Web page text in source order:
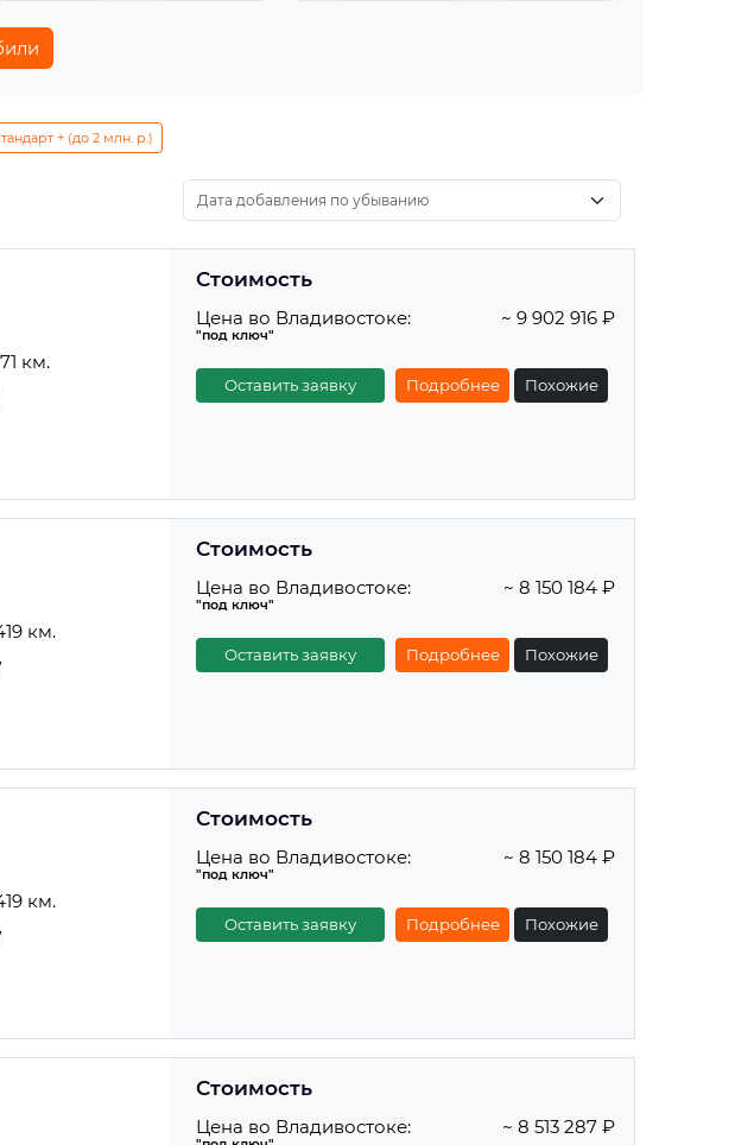
+ (до 2 млн. р.)
км.
Стоимость
Цена во Владивостоке:
"под ключ"
~ 9 902 916 ₽
Оставить заявку Подробнее Похожие
км.
Стоимость
Цена во Владивостоке:
"под ключ"
~ 8 150 184 ₽
Оставить заявку Подробнее Похожие
км.
Стоимость
Цена во Владивостоке:
"под ключ"
~ 8 150 184 ₽
Оставить заявку Подробнее Похожие
Стоимость
Цена во Владивостоке: ~ 8 513 287 ₽